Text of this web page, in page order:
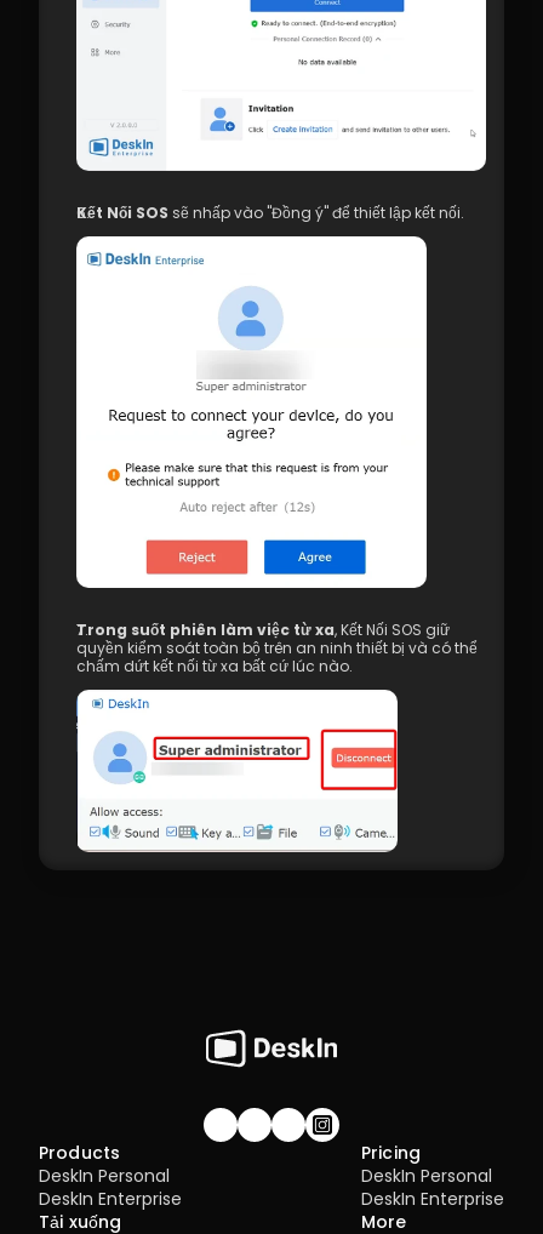
Kết Nối SOS sẽ nhấp vào "Đồng ý" để thiết lập kết nối.
Trong suốt phiên làm việc từ xa, Kết Nối SOS giữ
quyền kiểm soát toàn bộ trên an ninh thiết bị và có thể
chấm dứt kết nối từ xa bất cứ lúc nào.
Join our community!
Products
DeskIn Personal
DeskIn Enterprise
Tải xuống
Pricing
DeskIn Personal
DeskIn Enterprise
More